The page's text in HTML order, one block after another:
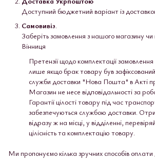
Доступний бюджетний варіант із
Самовивіз.
Заберіть замовлення з нашого магазину чи
Вінниця
Претензії щодо комплектації
лише якщо брак товару був зафіксований
служби доставки "Нова Пошта" в Акті
Магазин не несе відповідальності за
Гарантії цілості товару під час
забезпечуються службою доставки.
відразу ж на місці, у відділенні,
цілісність та комплектацію товару.
Ми пропонуємо кілька зручних способів